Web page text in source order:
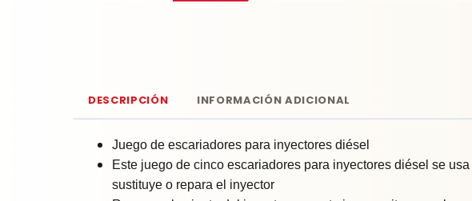
DESCRIPCIÓN INFORMACIÓN ADICIONAL
Juego de escariadores para inyectores diésel
Este juego de cinco escariadores para inyectores diésel se
sustituye o repara el inyector